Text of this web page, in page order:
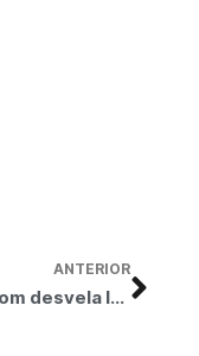
ANTERIOR
El fundador de Grup Intercom desvela les 28 característiques dels emprenedors en el Centre Cultural Bancaixa